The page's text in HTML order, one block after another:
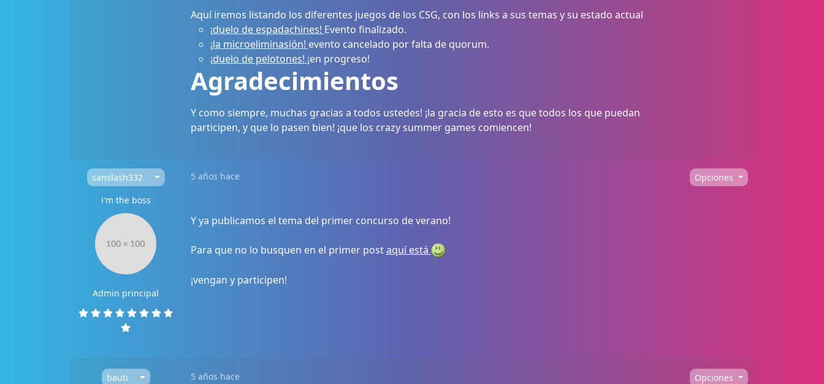
Aquí iremos listando los diferentes juegos de los CSG, con los links a sus temas y su estado actual
¡duelo de espadachines! Evento finalizado.
¡la microeliminasión! evento cancelado por falta de quorum.
¡duelo de pelotones! ¡en progreso!
Agradecimientos
Y como siempre, muchas gracias a todos ustedes! ¡la gracia de esto es que todos los que puedan
participen, y que lo pasen bien! ¡que los crazy summer games comiencen!
sanslash332
i'm the boss
5 años hace Opciones
Admin principal
Y ya publicamos el tema del primer concurso de verano!
Para que no lo busquen en el primer postaquí está
¡vengan y participen!
bauti 5 años hace Opciones